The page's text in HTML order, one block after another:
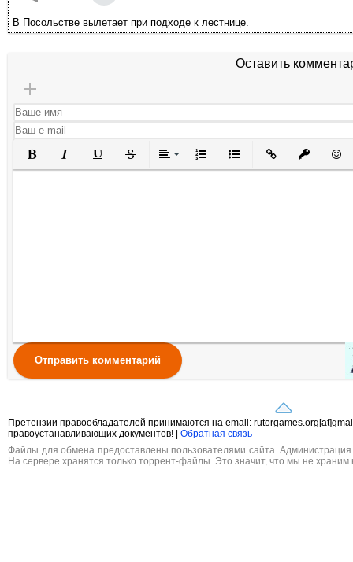
В Посольстве вылетает при подходе к лестнице.
Оставить
Полужирный
КурсивПодчеркнутый
ЗачеркнутыйВыравнивание
Нумерованный список
Маркированный список
Вставить ссылку
Вставить
Отправить комментарий
Претензии правообладателей принимаются на email:
правоустанавливающих документов! |
Обратная связь
Файлы для обмена предоставлены пользователями сайта. Администрация
На сервере хранятся только торрент-файлы. Это значит, что мы не